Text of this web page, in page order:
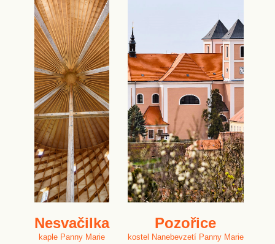
Nesvačilka
kaple Panny Marie
Pozořice
kostel Nanebevzetí Panny Marie